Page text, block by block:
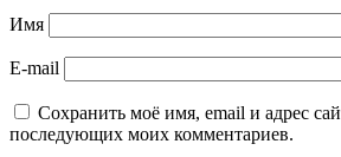
Имя
E-mail
Сохранить моё имя, email и адрес
последующих моих комментариев.